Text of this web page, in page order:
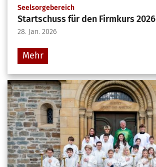
Seelsorgebereich:
Startschuss für den Firmkurs 2026
28. Jan. 2026
Mehr